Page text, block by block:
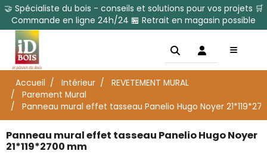
🤝 Spécialiste du bois - conseils et solutions pour vos projets 🛒
Commande en ligne 24h/24 🏪 Retrait en magasin possible
Accueil Intérieur
REVETEMENT MURAL
Parement Mural
Panneau mural effet tasseau Panelio Hugo Noyer
Panneau mural effet tasseau Panelio Hugo Noyer
21*119*2700 mm